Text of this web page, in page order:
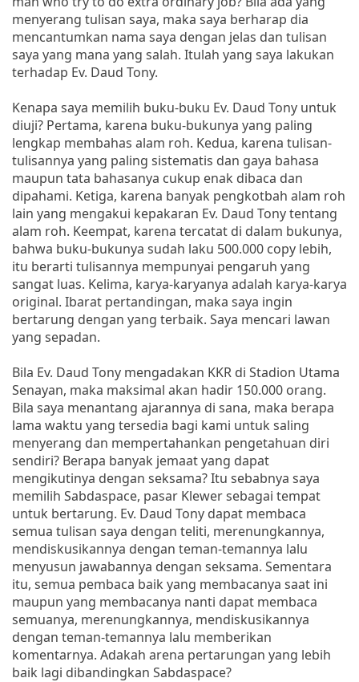
menyerang tulisan saya, maka saya berharap dia
mencantumkan nama saya dengan jelas dan tulisan
saya yang mana yang salah. Itulah yang saya lakukan
terhadap Ev. Daud Tony.
Kenapa saya memilih buku-buku Ev. Daud Tony untuk
diuji? Pertama, karena buku-bukunya yang paling
lengkap membahas alam roh. Kedua, karena tulisan-
tulisannya yang paling sistematis dan gaya bahasa
maupun tata bahasanya cukup enak dibaca dan
dipahami. Ketiga, karena banyak pengkotbah alam roh
lain yang mengakui kepakaran Ev. Daud Tony tentang
alam roh. Keempat, karena tercatat di dalam bukunya,
bahwa buku-bukunya sudah laku 500.000 copy lebih,
itu berarti tulisannya mempunyai pengaruh yang
sangat luas. Kelima, karya-karyanya adalah karya-karya
original. Ibarat pertandingan, maka saya ingin
bertarung dengan yang terbaik. Saya mencari lawan
yang sepadan.
Bila Ev. Daud Tony mengadakan KKR di Stadion Utama
Senayan, maka maksimal akan hadir 150.000 orang.
Bila saya menantang ajarannya di sana, maka berapa
lama waktu yang tersedia bagi kami untuk saling
menyerang dan mempertahankan pengetahuan diri
sendiri? Berapa banyak jemaat yang dapat
mengikutinya dengan seksama? Itu sebabnya saya
memilih Sabdaspace, pasar Klewer sebagai tempat
untuk bertarung. Ev. Daud Tony dapat membaca
semua tulisan saya dengan teliti, merenungkannya,
mendiskusikannya dengan teman-temannya lalu
menyusun jawabannya dengan seksama. Sementara
itu, semua pembaca baik yang membacanya saat ini
maupun yang membacanya nanti dapat membaca
semuanya, merenungkannya, mendiskusikannya
dengan teman-temannya lalu memberikan
komentarnya. Adakah arena pertarungan yang lebih
baik lagi dibandingkan Sabdaspace?